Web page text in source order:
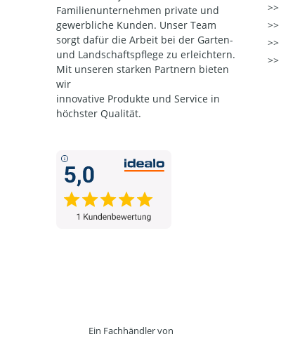
Familienunternehmen private und
gewerbliche Kunden. Unser Team
sorgt dafür die Arbeit bei der Garten-
und Landschaftspflege zu erleichtern.
Mit unseren starken Partnern bieten
wir
innovative Produkte und Service in
höchster Qualität.
Ein Fachhändler von